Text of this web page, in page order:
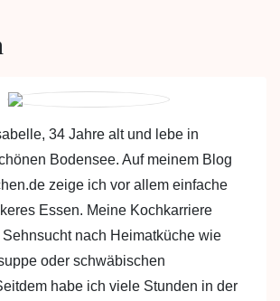
34 Jahre alt und lebe in
Bodensee. Auf meinem Blog
zeige ich vor allem einfache
Essen. Meine Kochkarriere
Sehnsucht nach Heimatküche wie
oder schwäbischen
habe ich viele Stunden in der